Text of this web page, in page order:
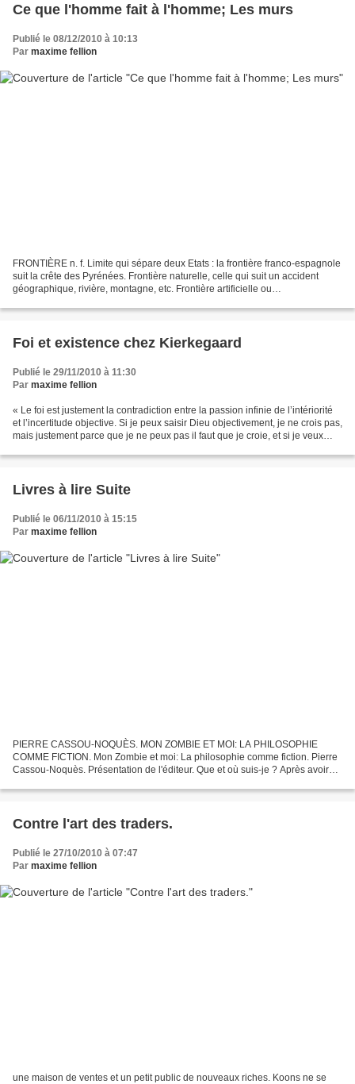
Ce que l'homme fait à l'homme; Les murs
Publié le 08/12/2010 à 10:13
Par maxime fellion
FRONTIÈRE n. f. Limite qui sépare deux Etats : la frontière franco-espagnole
suit la crête des Pyrénées. Frontière naturelle, celle qui suit un accident
géographique, rivière, montagne, etc. Frontière artificielle ou
Foi et existence chez Kierkegaard
Publié le 29/11/2010 à 11:30
Par maxime fellion
« Le foi est justement la contradiction entre la passion infinie de l’intériorité
et l’incertitude objective. Si je peux saisir Dieu objectivement, je ne crois pas,
mais justement parce que je ne peux pas il faut que je croie, et si je veux
Livres à lire Suite
Publié le 06/11/2010 à 15:15
Par maxime fellion
PIERRE CASSOU-NOQUÈS. MON ZOMBIE ET MOI: LA PHILOSOPHIE
COMME FICTION. Mon Zombie et moi: La philosophie comme fiction. Pierre
Cassou-Noquès. Présentation de l'éditeur. Que et où suis-je ? Après avoir
Contre l'art des traders.
Publié le 27/10/2010 à 07:47
Par maxime fellion
une maison de ventes et un petit public de nouveaux riches. Koons ne se